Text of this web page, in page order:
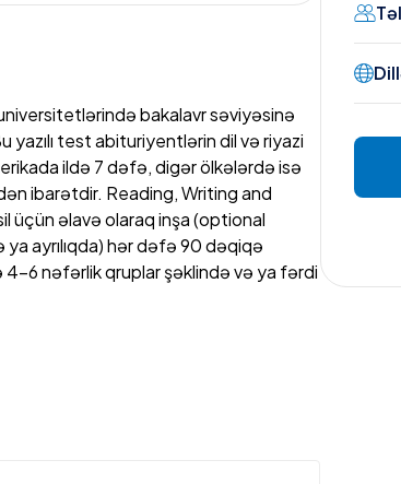
bakalavr səviyəsinə
test abituriyentlərin dil və riyazi
ildə 7 dəfə, digər ölkələrdə isə
ibarətdir. Reading, Writing and
üçün əlavə olaraq inşa (optional
ayrılıqda) hər dəfə 90 dəqiqə
6 nəfərlik qruplar şəklində və ya fərdi
ut labore et dolore of magna